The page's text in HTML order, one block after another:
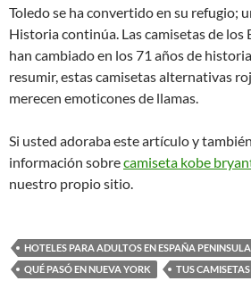
Toledo se ha convertido en su refugio;
Historia continúa. Las camisetas de los
han cambiado en los 71 años de
resumir, estas camisetas alternativas
merecen emoticones de llamas.
Si usted adoraba este artículo y
información sobrecamiseta kobe
nuestro propio sitio.
HOTELES PARA ADULTOS EN ESPAÑA PENINSULA
QUÉ PASÓ EN NUEVA YORK
TUS